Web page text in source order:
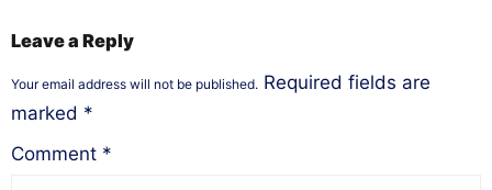
Leave a Reply
Your email address will not be published. Required fields are
marked *
Comment *